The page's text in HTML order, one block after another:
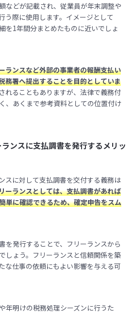
などが記載され、従業員が年末調整や
う際に使用します。イメージとして
を1年間分まとめたものに近いでしょ
ランスなど外部の事業者の報酬支払い
務署へ提出することを目的としていま
れることもありますが、法律で義務付
、あくまで参考資料としての位置付け
ンスに支払調書を発行するメリッ
スに対して支払調書を交付する義務は
ーランスとしては、支払調書があれば
単に確認できるため、確定申告をスム
を発行することで、フリーランスから
しょう。フリーランスと信頼関係を築
な仕事の依頼にもよい影響を与える可
年明けの税務処理シーズンに行うた